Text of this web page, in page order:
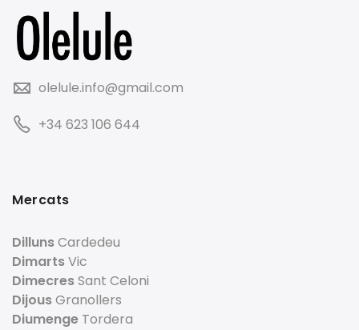
olelule.info@gmail.com
+34 623 106 644
Mercats
DillunsCardedeu
DimartsVic
DimecresSant Celoni
DijousGranollers
Diumenge Tordera